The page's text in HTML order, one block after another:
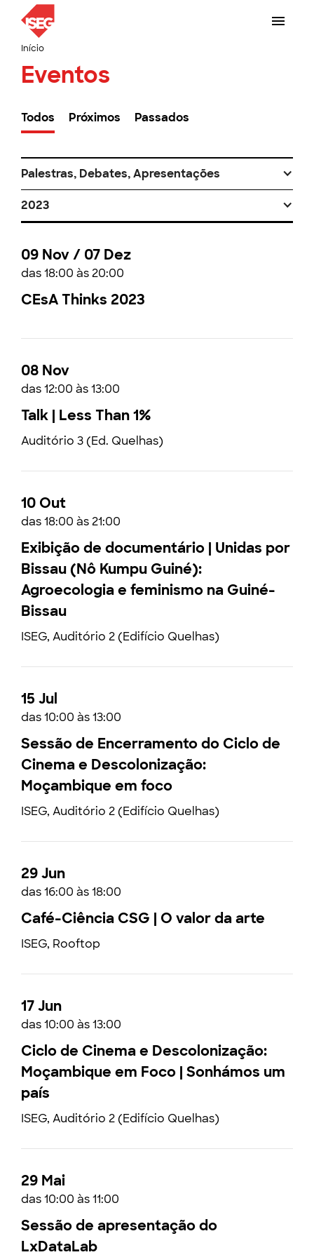
Início
Eventos
Todos Próximos Passados
Palestras, Debates, Apresentações
2023
09 Nov / 07 Dez
das 18:00 às 20:00
CEsA Thinks 2023
08 Nov
das 12:00 às 13:00
Talk | Less Than 1%
Auditório 3 (Ed. Quelhas)
10 Out
das 18:00 às 21:00
Exibição de documentário | Unidas por
Bissau (Nô Kumpu Guiné):
Agroecologia e feminismo na Guiné-
Bissau
ISEG, Auditório 2 (Edifício Quelhas)
15 Jul
das 10:00 às 13:00
Sessão de Encerramento do Ciclo de
Cinema e Descolonização:
Moçambique em foco
ISEG, Auditório 2 (Edifício Quelhas)
29 Jun
das 16:00 às 18:00
Café-Ciência CSG | O valor da arte
ISEG, Rooftop
17 Jun
das 10:00 às 13:00
Ciclo de Cinema e Descolonização:
Moçambique em Foco | Sonhámos um
país
ISEG, Auditório 2 (Edifício Quelhas)
29 Mai
das 10:00 às 11:00
Sessão de apresentação do
LxDataLab